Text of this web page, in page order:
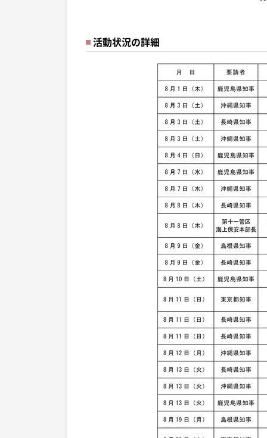
活動状況の詳細